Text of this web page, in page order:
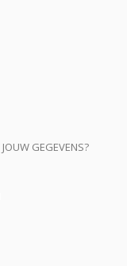
GEGEVENS?